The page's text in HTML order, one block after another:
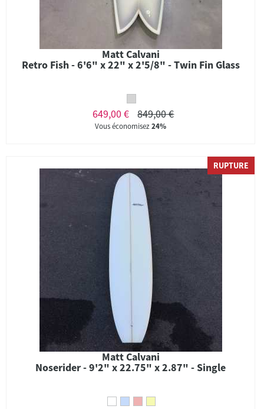
Matt Calvani
Retro Fish - 6'6" x 22" x 2'5/8" - Twin Fin Glass
649,00 € 849,00 €
Vous économisez24%
RUPTURE
Matt Calvani
Noserider - 9'2" x 22.75" x 2.87" - Single